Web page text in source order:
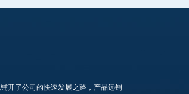
开了公司的快速发展之路，产品远销